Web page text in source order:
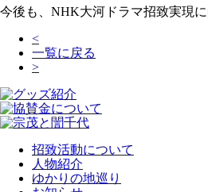
今後も、NHK大河ドラマ招致実現
<
一覧に戻る
>
招致活動について
人物紹介
ゆかりの地巡り